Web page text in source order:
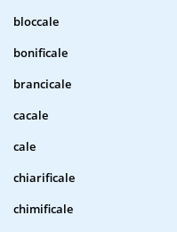
bloccale
bonificale
brancicale
cacale
cale
chiarificale
chimificale